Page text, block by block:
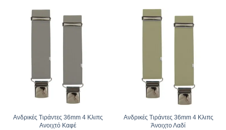
Ανδρικές Tιράντες 36mm 4 Κλιπς
Ανοιχτό Καφέ
Ανδρικές Tιράντες 36mm 4 Κλιπς
Άνοιχτο Λαδί